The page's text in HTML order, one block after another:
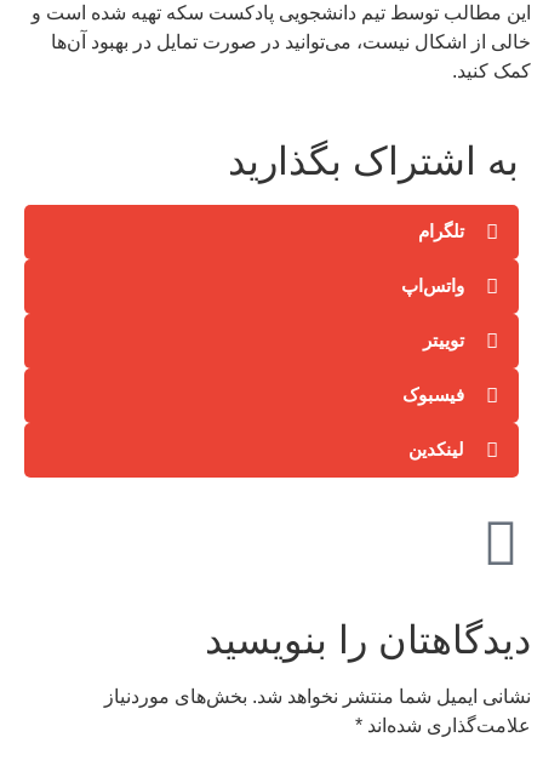
این مطالب توسط تیم دانشجویی پادکست سکه تهیه شده است و
خالی از اشکال نیست، می‌توانید در صورت تمایل در بهبود آن‌ها
کمک کنید.
به اشتراک بگذارید
تلگرام
واتس‌اپ
توییتر
فیسبوک
لینکدین
دیدگاهتان را بنویسید
نشانی ایمیل شما منتشر نخواهد شد. بخش‌های موردنیاز
علامت‌گذاری شده‌اند *